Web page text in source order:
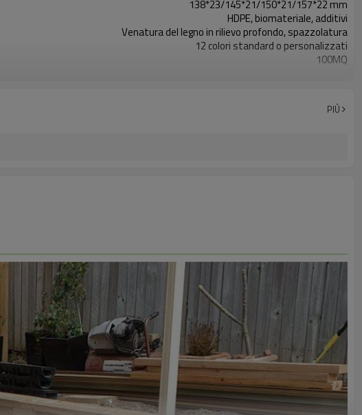
138*23/145*21/150*21/157*22 mm
HDPE, biomateriale, additivi
Venatura del legno in rilievo profondo, spazzolatura
12 colori standard o personalizzati
100MQ
Balcone, veranda, backyar, veranda, paesaggistica, ecc
ISO, CE, ROHS, PORTATA, INTERTEK, ASTM, FSC
PIÙ